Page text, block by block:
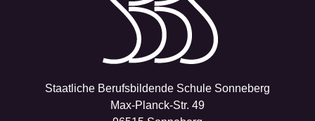
Staatliche Berufsbildende Schule Sonneberg
Max-Planck-Str. 49